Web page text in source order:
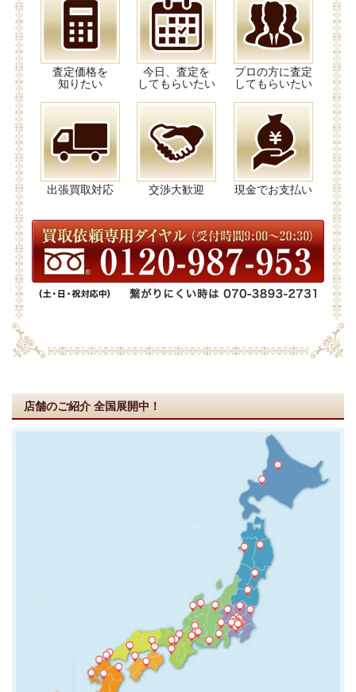
査定価格を
知りたい
今日、査定を
してもらいたい
プロの方に査定
してもらいたい
出張買取対応 交渉大歓迎 現金でお支払い
店舗のご紹介 全国展開中！